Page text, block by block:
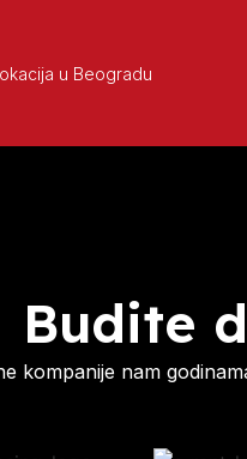
u Beogradu
Budite
kompanije nam